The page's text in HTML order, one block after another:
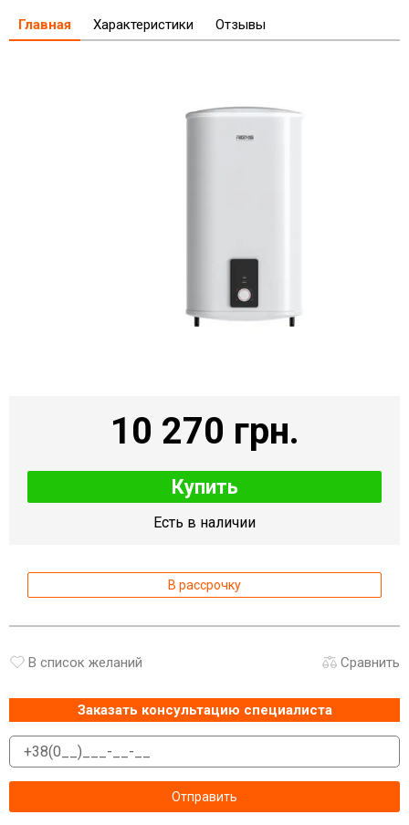
Главная Характеристики Отзывы
10 270 грн.
Купить
Есть в наличии
В рассрочку
В список желаний Сравнить
Заказать консультацию специалиста